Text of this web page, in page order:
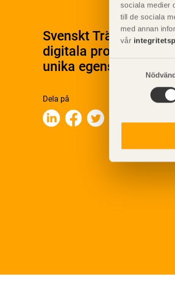
sociala medier
till de sociala
med annan
vår
Samtyckesval
Svenskt Träs
digitala
unika egenskaper.
Dela på